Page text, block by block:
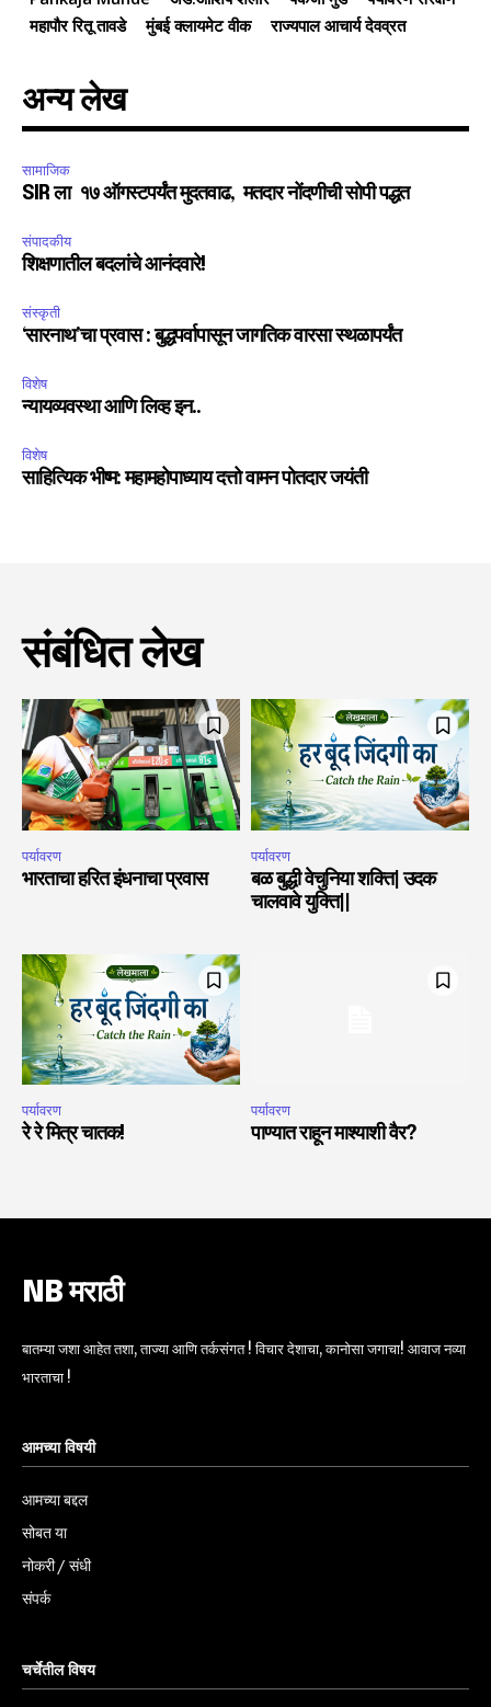
महापौर रितू तावडे
मुंबई क्लायमेट वीक राज्यपाल आचार्य देवव्रत
अन्य लेख
सामाजिक
SIR ला १७ ऑगस्टपर्यंत मुदतवाढ, मतदार नोंदणीची सोपी पद्धत
संपादकीय
शिक्षणातील बदलांचे आनंदवारे!
संस्कृती
‘सारनाथ’चा प्रवास : बुद्धपर्वापासून जागतिक वारसा स्थळापर्यंत
विशेष
न्यायव्यवस्था आणि लिव्ह इन..
विशेष
साहित्यिक भीष्म: महामहोपाध्याय दत्तो वामन पोतदार जयंती
संबंधित लेख
पर्यावरण
भारताचा हरित इंधनाचा प्रवास
पर्यावरण
बळ बुद्धी वेचुनिया शक्ति| उदक
चालवावे युक्ति||
पर्यावरण
रे रे मित्र चातक!
पर्यावरण
पाण्यात राहून माश्याशी वैर?
NB मराठी
बातम्या जशा आहेत तशा, ताज्या आणि तर्कसंगत ! विचार देशाचा, कानोसा जगाचा! आवाज नव्या
भारताचा !
आमच्या विषयी
आमच्या बद्दल
सोबत या
नोकरी / संधी
संपर्क
चर्चेतील विषय